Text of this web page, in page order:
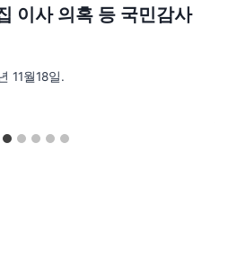
이사 의혹 등 국민감사
11월18일.